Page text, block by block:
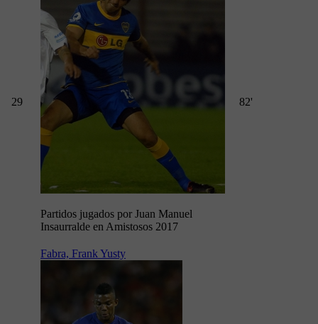
29
Partidos jugados por Juan Manuel
Insaurralde en Amistosos 2017
82'
Fabra, Frank Yusty